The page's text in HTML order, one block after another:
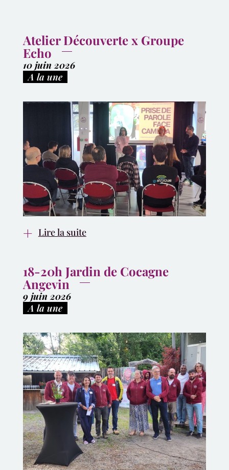
Atelier Découverte x Groupe
Echo
10 juin 2026
|A la une
Lire la suite
18-20h Jardin de Cocagne
Angevin
9 juin 2026
|A la une